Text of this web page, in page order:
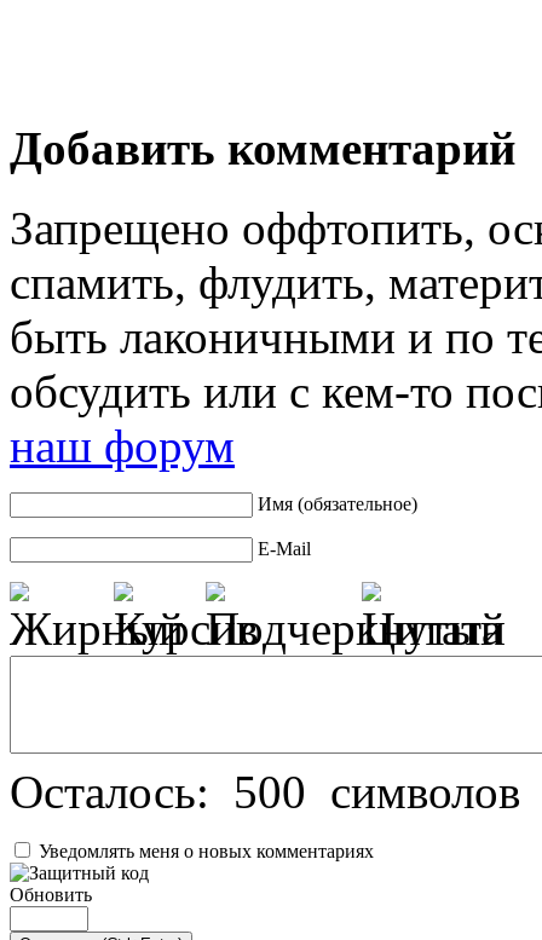
Добавить комментарий
Запрещено оффтопить,
спамить, флудить,
быть лаконичными и по
обсудить или с кем-то
наш форум
Имя (обязательное)
E-Mail
Осталось: 500 символов
Уведомлять меня о новых комментариях
Обновить